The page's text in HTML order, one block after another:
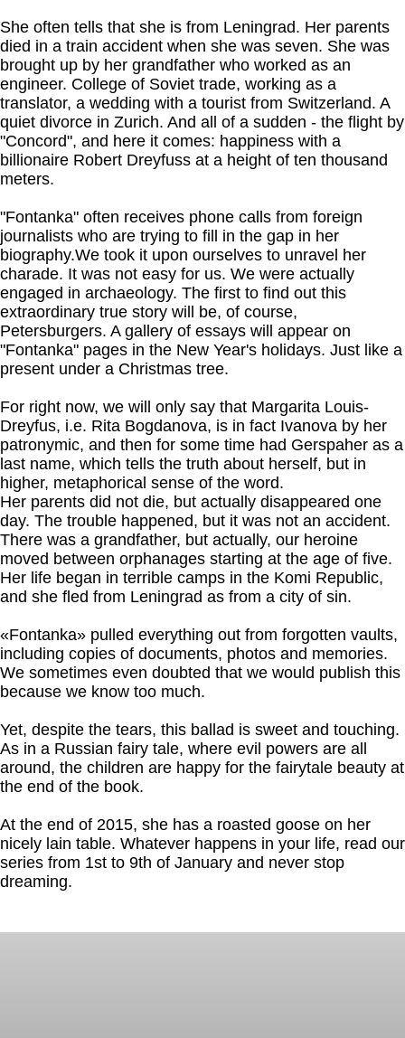
She often tells that she is from Leningrad. Her parents
died in a train accident when she was seven. She was
brought up by her grandfather who worked as an
engineer. College of Soviet trade, working as a
translator, a wedding with a tourist from Switzerland. A
quiet divorce in Zurich. And all of a sudden - the flight by
"Concord", and here it comes: happiness with a
billionaire Robert Dreyfuss at a height of ten thousand
meters.
"Fontanka" often receives phone calls from foreign
journalists who are trying to fill in the gap in her
biography.We took it upon ourselves to unravel her
charade. It was not easy for us. We were actually
engaged in archaeology. The first to find out this
extraordinary true story will be, of course,
Petersburgers. A gallery of essays will appear on
"Fontanka" pages in the New Year's holidays. Just like a
present under a Christmas tree.
For right now, we will only say that Margarita Louis-
Dreyfus, i.e. Rita Bogdanova, is in fact Ivanova by her
patronymic, and then for some time had Gerspaher as a
last name, which tells the truth about herself, but in
higher, metaphorical sense of the word.
Her parents did not die, but actually disappeared one
day. The trouble happened, but it was not an accident.
There was a grandfather, but actually, our heroine
moved between orphanages starting at the age of five.
Her life began in terrible camps in the Komi Republic,
and she fled from Leningrad as from a city of sin.
«Fontanka» pulled everything out from forgotten vaults,
including copies of documents, photos and memories.
We sometimes even doubted that we would publish this
because we know too much.
Yet, despite the tears, this ballad is sweet and touching.
As in a Russian fairy tale, where evil powers are all
around, the children are happy for the fairytale beauty at
the end of the book.
At the end of 2015, she has a roasted goose on her
nicely lain table. Whatever happens in your life, read our
series from 1st to 9th of January and never stop
dreaming.